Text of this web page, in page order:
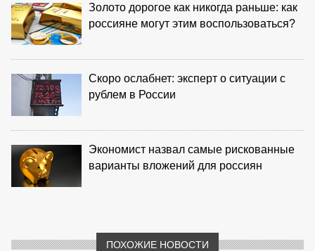
Золото дорогое как никогда раньше: как
россияне могут этим воспользоваться?
Скоро ослабнет: эксперт о ситуации с
рублем в России
Экономист назвал самые рискованные
варианты вложений для россиян
ПОХОЖИЕ НОВОСТИ